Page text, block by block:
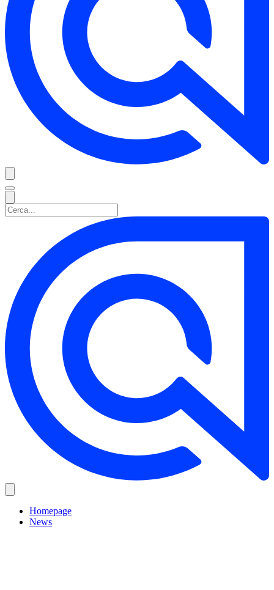
Homepage
News